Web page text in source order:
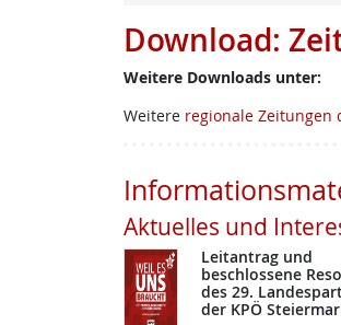
Download:
Weitere Downloads unter:
Weitere regionale Zeitungen
Aktuelles und
Leitantrag und
beschlossene
des 29.
der KPÖ